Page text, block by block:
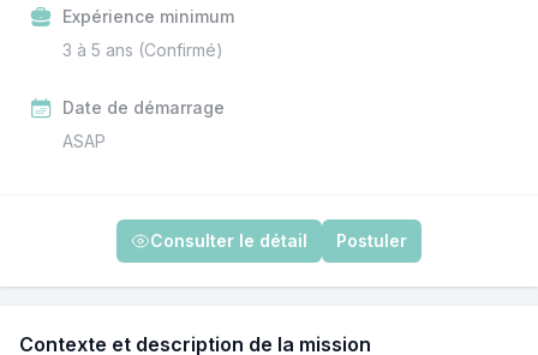
Expérience minimum
3 à 5 ans (Confirmé)
Date de démarrage
ASAP
Consulter le détail Postuler
Contexte et description de la mission